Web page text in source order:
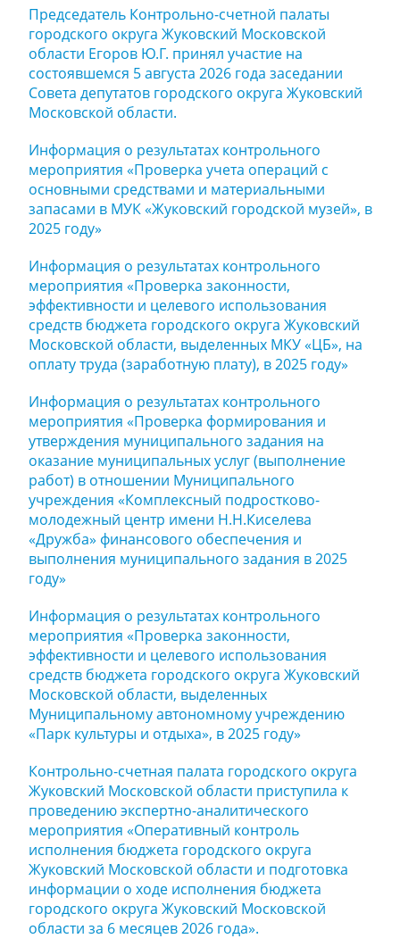
Председатель Контрольно-счетной палаты
городского округа Жуковский Московской
области Егоров Ю.Г. принял участие на
состоявшемся 5 августа 2026 года заседании
Совета депутатов городского округа Жуковский
Московской области.
Информация о результатах контрольного
мероприятия «Проверка учета операций с
основными средствами и материальными
запасами в МУК «Жуковский городской музей», в
2025 году»
Информация о результатах контрольного
мероприятия «Проверка законности,
эффективности и целевого использования
средств бюджета городского округа Жуковский
Московской области, выделенных МКУ «ЦБ», на
оплату труда (заработную плату), в 2025 году»
Информация о результатах контрольного
мероприятия «Проверка формирования и
утверждения муниципального задания на
оказание муниципальных услуг (выполнение
работ) в отношении Муниципального
учреждения «Комплексный подростково-
молодежный центр имени Н.Н.Киселева
«Дружба» финансового обеспечения и
выполнения муниципального задания в 2025
году»
Информация о результатах контрольного
мероприятия «Проверка законности,
эффективности и целевого использования
средств бюджета городского округа Жуковский
Московской области, выделенных
Муниципальному автономному учреждению
«Парк культуры и отдыха», в 2025 году»
Контрольно-счетная палата городского округа
Жуковский Московской области приступила к
проведению экспертно-аналитического
мероприятия «Оперативный контроль
исполнения бюджета городского округа
Жуковский Московской области и подготовка
информации о ходе исполнения бюджета
городского округа Жуковский Московской
области за 6 месяцев 2026 года».